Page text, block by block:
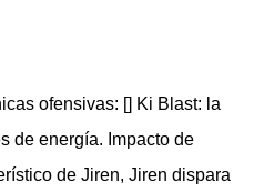
ofensivas: [] Ki Blast: la
de energía. Impacto de
de Jiren, Jiren dispara